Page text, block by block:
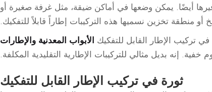
أيضًا. يمكن وضعها في أماكن ضيقة، مثل غرفة صغيرة أو
أو منطقة تخزين نسميها هذه التركيبات إطاراً قابلاً للتفكيك.
الإطار القابل للتفكيك الأبواب المعدنية والإطارات
إنه بديل مثالي للتركيبات الإطارية التقليدية المكلفة.
ثورة في تركيب الإطار القابل للتفكيك